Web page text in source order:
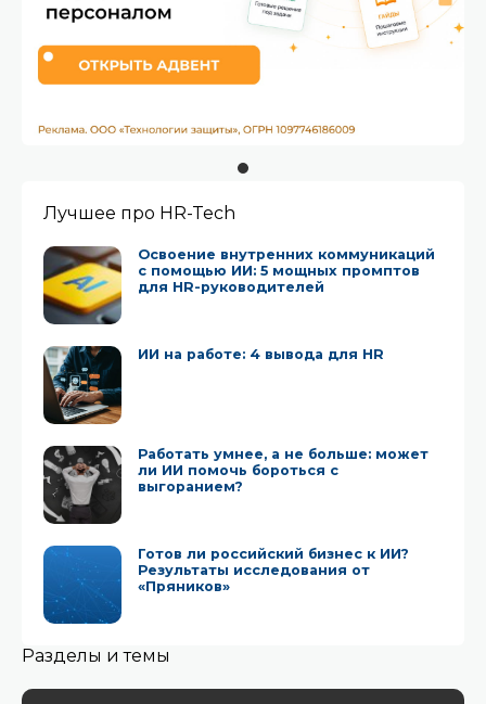
Лучшее про HR-Tech
Освоение внутренних коммуникаций
с помощью ИИ: 5 мощных промптов
для HR-руководителей
ИИ на работе: 4 вывода для HR
Работать умнее, а не больше: может
ли ИИ помочь бороться с
выгоранием?
Готов ли российский бизнес к ИИ?
Результаты исследования от
«Пряников»
Разделы и темы